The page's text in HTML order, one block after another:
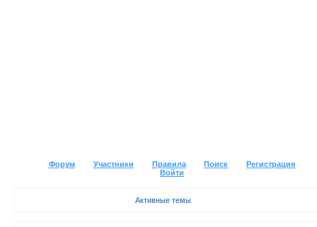
Форум Участники Правила Поиск
Регистрация
Войти
Активные темы